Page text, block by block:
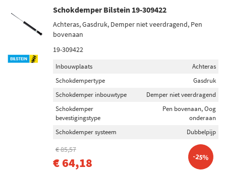
Schokdemper Bilstein 19-309422
Achteras, Gasdruk, Demper niet veerdragend, Pen
bovenaan
19-309422
Inbouwplaats
Achteras
Schokdempertype
Gasdruk
Schokdemper inbouwtype
Demper niet veerdragend
Schokdemper
bevestigingstype
Pen bovenaan, Oog
onderaan
Schokdemper systeem
Dubbelpijp
€ 85,57
€ 64,18 -25%